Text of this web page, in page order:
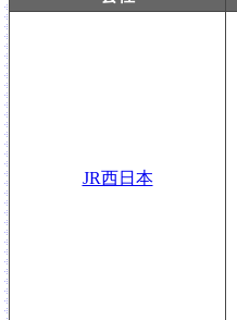
JR西日本